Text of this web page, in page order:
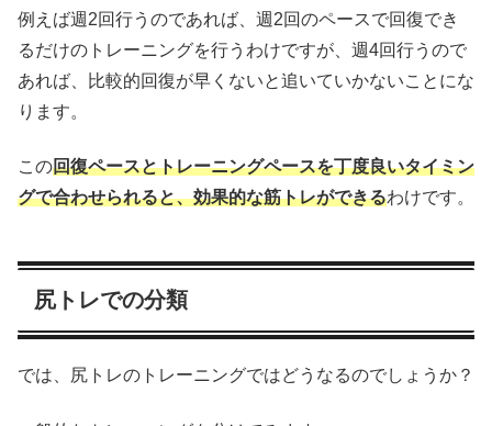
例えば週2回行うのであれば、週2回のペースで回復でき
るだけのトレーニングを行うわけですが、週4回行うので
あれば、比較的回復が早くないと追いていかないことにな
ります。
この回復ペースとトレーニングペースを丁度良いタイミン
グで合わせられると、効果的な筋トレができるわけです。
尻トレでの分類
では、尻トレのトレーニングではどうなるのでしょうか？